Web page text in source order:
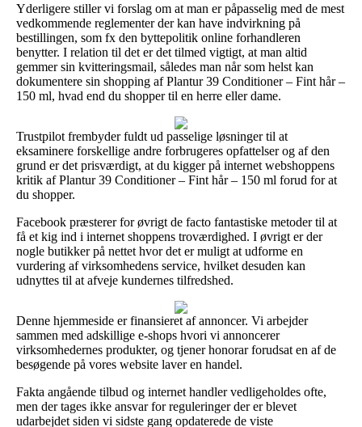
Yderligere stiller vi forslag om at man er påpasselig med de mest
vedkommende reglementer der kan have indvirkning på
bestillingen, som fx den byttepolitik online forhandleren
benytter. I relation til det er det tilmed vigtigt, at man altid
gemmer sin kvitteringsmail, således man når som helst kan
dokumentere sin shopping af Plantur 39 Conditioner – Fint hår –
150 ml, hvad end du shopper til en herre eller dame.
Trustpilot frembyder fuldt ud passelige løsninger til at
eksaminere forskellige andre forbrugeres opfattelser og af den
grund er det prisværdigt, at du kigger på internet webshoppens
kritik af Plantur 39 Conditioner – Fint hår – 150 ml forud for at
du shopper.
Facebook præsterer for øvrigt de facto fantastiske metoder til at
få et kig ind i internet shoppens troværdighed. I øvrigt er der
nogle butikker på nettet hvor det er muligt at udforme en
vurdering af virksomhedens service, hvilket desuden kan
udnyttes til at afveje kundernes tilfredshed.
Denne hjemmeside er finansieret af annoncer. Vi arbejder
sammen med adskillige e-shops hvori vi annoncerer
virksomhedernes produkter, og tjener honorar forudsat en af de
besøgende på vores website laver en handel.
Fakta angående tilbud og internet handler vedligeholdes ofte,
men der tages ikke ansvar for reguleringer der er blevet
udarbejdet siden vi sidste gang opdaterede de viste